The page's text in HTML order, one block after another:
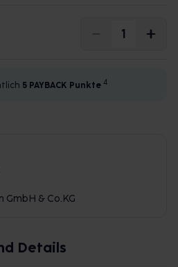
5 PAYBACK Punkte 4
GmbH & Co.KG
Details